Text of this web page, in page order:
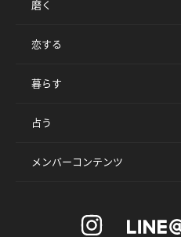
磨く
恋する
暮らす
占う
メンバーコンテンツ